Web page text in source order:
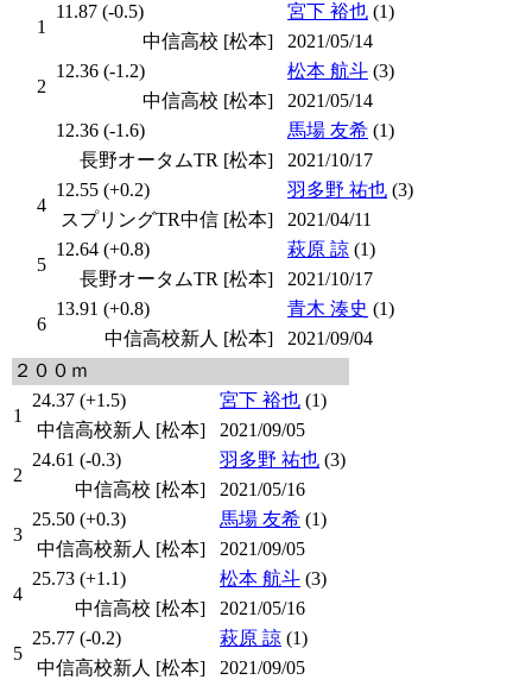
1
11.87 (-0.5) 宮下 裕也 (1)
中信高校 [松本]
2021/05/14
2
12.36 (-1.2) 松本 航斗 (3)
中信高校 [松本]
2021/05/14
12.36 (-1.6)
馬場 友希 (1)
長野オータムTR [松本]
2021/10/17
4
12.55 (+0.2) 羽多野 祐也 (3)
スプリングTR中信 [松本]
2021/04/11
5
12.64 (+0.8) 萩原 諒 (1)
長野オータムTR [松本]
2021/10/17
6
13.91 (+0.8) 青木 湊史 (1)
中信高校新人 [松本]
2021/09/04
２００ｍ
1
24.37 (+1.5) 宮下 裕也 (1)
中信高校新人 [松本]
2021/09/05
2
24.61 (-0.3) 羽多野 祐也 (3)
中信高校 [松本]
2021/05/16
3
25.50 (+0.3) 馬場 友希 (1)
中信高校新人 [松本]
2021/09/05
4
25.73 (+1.1) 松本 航斗 (3)
中信高校 [松本]
2021/05/16
5
25.77 (-0.2) 萩原 諒 (1)
中信高校新人 [松本]
2021/09/05